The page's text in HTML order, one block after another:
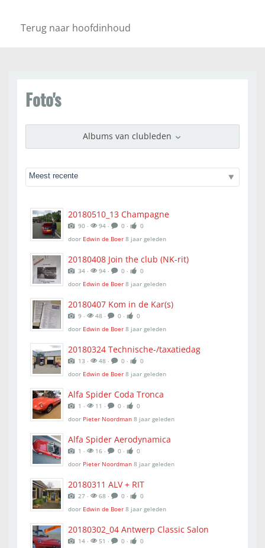
Terug naar hoofdinhoud
Foto's
Albums van clubleden
20180510_13 Champagne
90 ‧ 94 ‧ 0 ‧
0
door Edwin de Boer 8 jaar geleden
20180408 Join the club (NK-rit)
34 ‧ 94 ‧ 0 ‧
0
door Edwin de Boer 8 jaar geleden
20180407 Kom in de Kar(s)
9 ‧ 48 ‧ 0 ‧
0
door Edwin de Boer 8 jaar geleden
20180324 Technische-/taxatiedag
13 ‧ 48 ‧ 0 ‧
0
door Edwin de Boer 8 jaar geleden
Alfa Spider Coda Tronca
1 ‧ 11 ‧ 0 ‧
0
door Pieter Noordman 8 jaar geleden
Alfa Spider Aerodynamica
1 ‧ 16 ‧ 0 ‧
0
door Pieter Noordman 8 jaar geleden
20180311 ALV + RIT
27 ‧ 68 ‧ 0 ‧
0
door Edwin de Boer 8 jaar geleden
20180302_04 Antwerp Classic Salon
14 ‧ 51 ‧ 0 ‧
0